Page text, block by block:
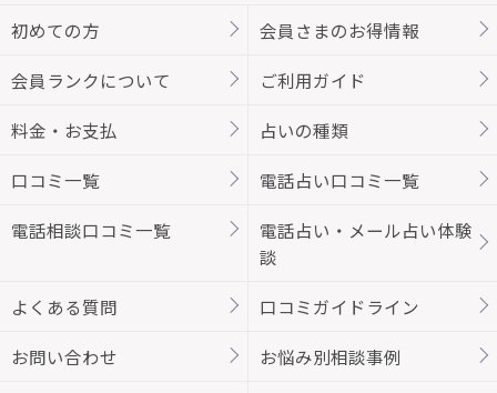
初めての方
会員さまのお得情報
会員ランクについて ご利用ガイド
料金・お支払 占いの種類
口コミ一覧 電話占い口コミ一覧
電話相談口コミ一覧
電話占い・メール占い体験
談
よくある質問 口コミガイドライン
お問い合わせ お悩み別相談事例